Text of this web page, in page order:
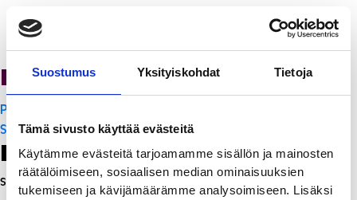
Suostumus Yksityiskohdat Tietoja
Tämä sivusto käyttää evästeitä
Käytämme evästeitä tarjoamamme sisällön ja mainosten
räätälöimiseen, sosiaalisen median ominaisuuksien
tukemiseen ja kävijämäärämme analysoimiseen. Lisäksi
PanchoVilla
Artikkelien
selaus
PanchoVilla
Subway
Leave a Reply
Sinun täytyy kirjautua sisään